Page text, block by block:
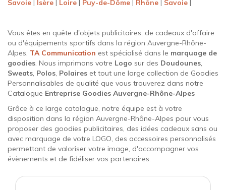
Savoie | Isère | Loire | Puy-de-Dôme | Rhône | Savoie |
Vous êtes en quête d'objets publicitaires, de cadeaux d'affaire
ou d'équipements sportifs dans la région Auvergne-Rhône-
Alpes, TA Communication est spécialisé dans le marquage de
goodies. Nous imprimons votre Logo sur des Doudounes,
Sweats, Polos, Polaires et tout une large collection de Goodies
Personnalisables de qualité que vous trouverez dans notre
Catalogue Entreprise Goodies Auvergne-Rhône-Alpes
Grâce à ce large catalogue, notre équipe est à votre
disposition dans la région Auvergne-Rhône-Alpes pour vous
proposer des goodies publicitaires, des idées cadeaux sans ou
avec marquage de votre LOGO, des accessoires personnalisés
permettant de valoriser votre image, d'accompagner vos
évènements et de fidéliser vos partenaires.